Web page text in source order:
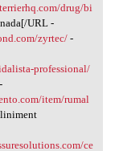
drug/bi
URL -
zyrtec/-
professional/
item/rumal
ce